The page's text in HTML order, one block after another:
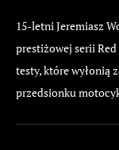
15-letni Jeremiasz
prestiżowej serii
testy, które wyłonią
przedsionku